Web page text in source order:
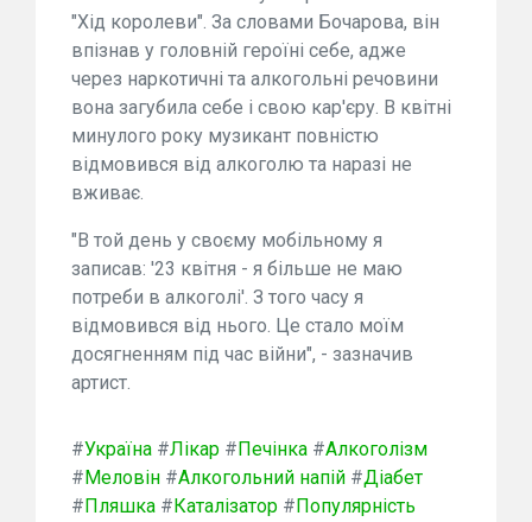
"Хід королеви". За словами Бочарова, він
впізнав у головній героїні себе, адже
через наркотичні та алкогольні речовини
вона загубила себе і свою кар'єру. В квітні
минулого року музикант повністю
відмовився від алкоголю та наразі не
вживає.
"В той день у своєму мобільному я
записав: '23 квітня - я більше не маю
потреби в алкоголі'. З того часу я
відмовився від нього. Це стало моїм
досягненням під час війни", - зазначив
артист.
#Україна #Лікар #Печінка #Алкоголізм
#Меловін #Алкогольний напій #Діабет
#Пляшка #Каталізатор #Популярність